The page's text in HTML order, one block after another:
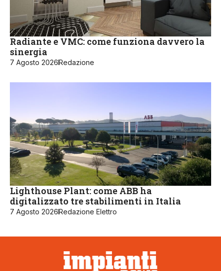
Radiante e VMC: come funziona davvero la
sinergia
7 Agosto 2026Redazione
Lighthouse Plant: come ABB ha
digitalizzato tre stabilimenti in Italia
7 Agosto 2026Redazione Elettro